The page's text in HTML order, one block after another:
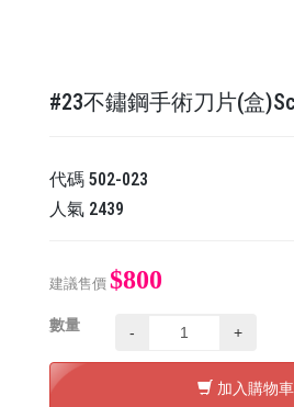
#23不鏽鋼手術刀片(盒
代碼 502-023
人氣 2439
建議售價 $800
數量 - +
加入購物車